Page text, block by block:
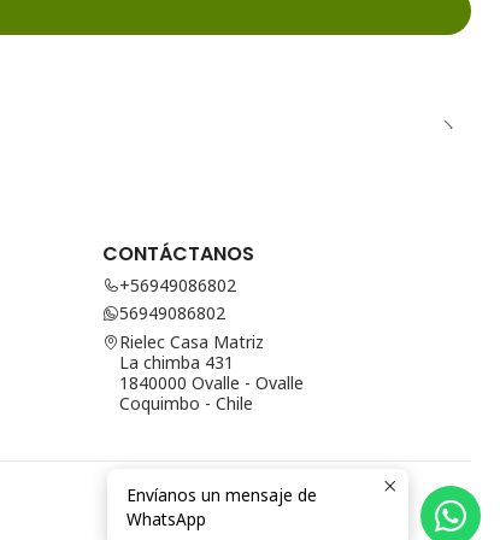
CONTÁCTANOS
+56949086802
56949086802
Rielec Casa Matriz
La chimba 431
1840000 Ovalle - Ovalle
Coquimbo - Chile
Envíanos un mensaje de
WhatsApp